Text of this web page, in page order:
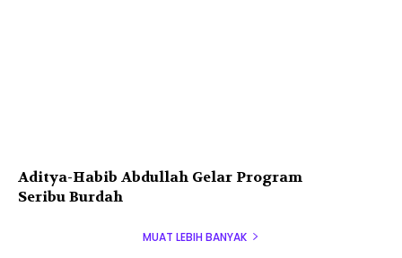
Aditya-Habib Abdullah Gelar Program
Seribu Burdah
MUAT LEBIH BANYAK